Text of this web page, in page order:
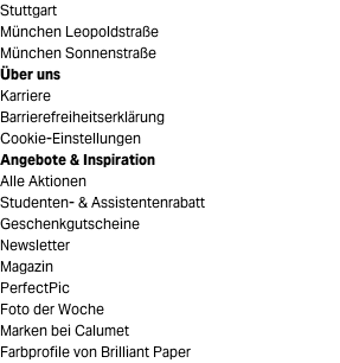
Stuttgart
München Leopoldstraße
München Sonnenstraße
Über uns
Karriere
Barrierefreiheitserklärung
Cookie-Einstellungen
Angebote & Inspiration
Alle Aktionen
Studenten- & Assistentenrabatt
Geschenkgutscheine
Newsletter
Magazin
PerfectPic
Foto der Woche
Marken bei Calumet
Farbprofile von Brilliant Paper